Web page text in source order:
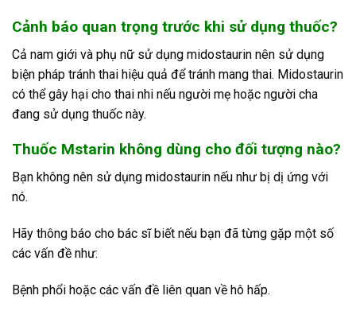
Cảnh báo quan trọng trước khi sử dụng thuốc?
Cả nam giới và phụ nữ sử dụng midostaurin nên sử dụng
biện pháp tránh thai hiệu quả để tránh mang thai. Midostaurin
có thể gây hại cho thai nhi nếu người mẹ hoặc người cha
đang sử dụng thuốc này.
Thuốc Mstarin không dùng cho đối tượng nào?
Bạn không nên sử dụng midostaurin nếu như bị dị ứng với
nó.
Hãy thông báo cho bác sĩ biết nếu bạn đã từng gặp một số
các vấn đề như:
Bệnh phổi hoặc các vấn đề liên quan về hô hấp.